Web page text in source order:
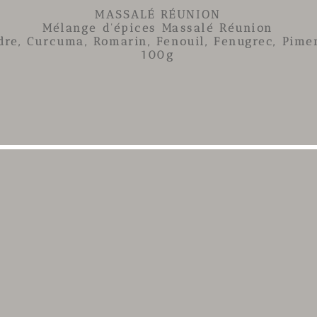
MASSALÉ RÉUNION
Mélange d'épices Massalé Réunion
Curcuma, Romarin, Fenouil, Fenugrec,
100g